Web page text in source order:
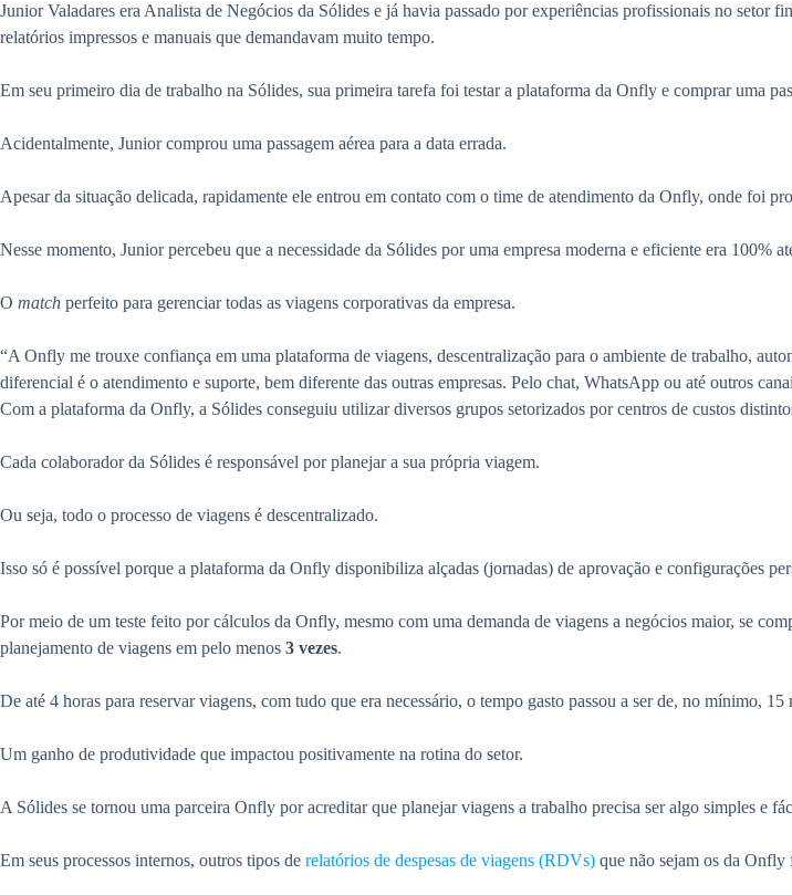
Junior Valadares era Analista de Negócios da Sólides e já havia passado por experiências profissionais no setor
relatórios impressos e manuais que demandavam muito tempo.
Em seu primeiro dia de trabalho na Sólides, sua primeira tarefa foi testar a plataforma da Onfly e comprar uma
Acidentalmente, Junior comprou uma passagem aérea para a data errada.
Apesar da situação delicada, rapidamente ele entrou em contato com o time de atendimento da Onfly, onde foi
Nesse momento, Junior percebeu que a necessidade da Sólides por uma empresa moderna e eficiente era 100%
O match perfeito para gerenciar todas as viagens corporativas da empresa.
“A Onfly me trouxe confiança em uma plataforma de viagens, descentralização para o ambiente de trabalho,
diferencial é o atendimento e suporte, bem diferente das outras empresas. Pelo chat, WhatsApp ou até outros
Com a plataforma da Onfly, a Sólides conseguiu utilizar diversos grupos setorizados por centros de custos
Cada colaborador da Sólides é responsável por planejar a sua própria viagem.
Ou seja, todo o processo de viagens é descentralizado.
Isso só é possível porque a plataforma da Onfly disponibiliza alçadas (jornadas) de aprovação e configurações
Por meio de um teste feito por cálculos da Onfly, mesmo com uma demanda de viagens a negócios maior, se
planejamento de viagens em pelo menos 3 vezes.
De até 4 horas para reservar viagens, com tudo que era necessário, o tempo gasto passou a ser de, no mínimo, 15
Um ganho de produtividade que impactou positivamente na rotina do setor.
A Sólides se tornou uma parceira Onfly por acreditar que planejar viagens a trabalho precisa ser algo simples e
Em seus processos internos, outros tipos de relatórios de despesas de viagens (RDVs) que não sejam os da Onfly